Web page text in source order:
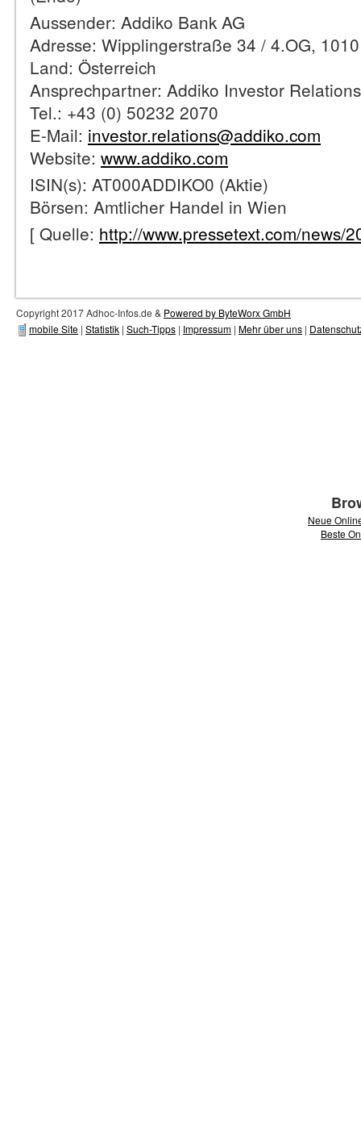
Aussender: Addiko Bank AG
Adresse: Wipplingerstraße 34 / 4.OG,
Land: Österreich
Ansprechpartner: Addiko Investor
Tel.: +43 (0) 50232 2070
E-Mail: investor.relations@addiko.com
Website: www.addiko.com
ISIN(s): AT000ADDIKO0 (Aktie)
Börsen: Amtlicher Handel in Wien
[ Quelle: http://www.pressetext.com/news/
Copyright 2017 Adhoc-Infos.de & Powered by ByteWorx GmbH
mobile Site | Statistik | Such-Tipps | Impressum | Mehr über uns |
Neue
Beste